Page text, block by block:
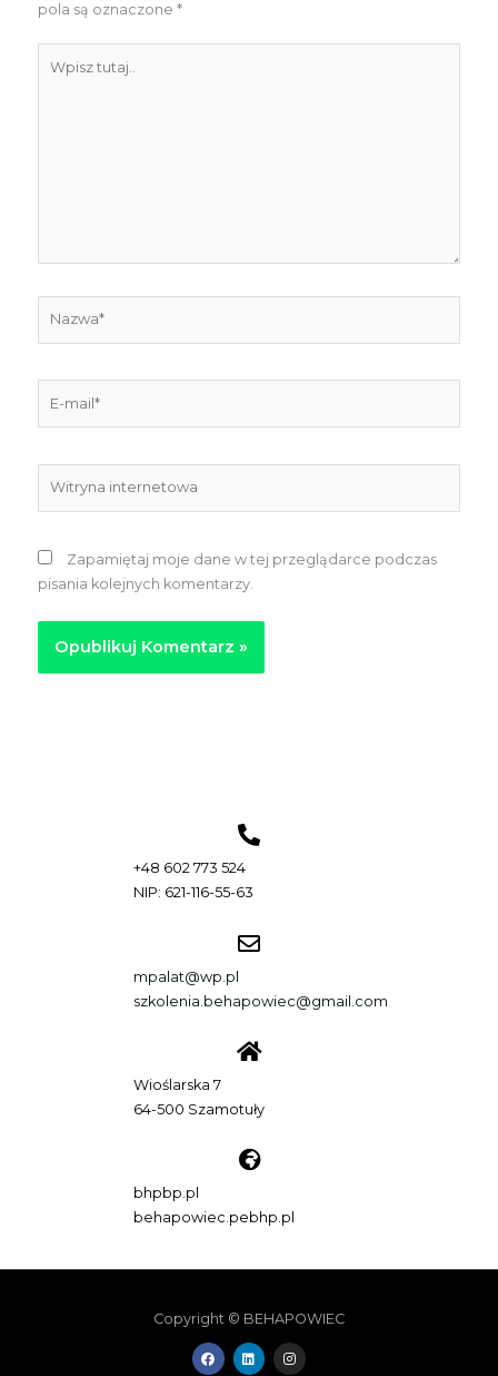
pola są oznaczone*
tutaj..
internetowa
Zapamiętaj moje dane w tej przeglądarce podczas
pisania kolejnych komentarzy.
+48 602 773 524
NIP: 621-116-55-63
mpalat@wp.pl
szkolenia.behapowiec@gmail.com
Wioślarska 7
64-500 Szamotuły
bhpbp.pl
behapowiec.pebhp.pl
Copyright © BEHAPOWIEC
F
a
L
i
I
n